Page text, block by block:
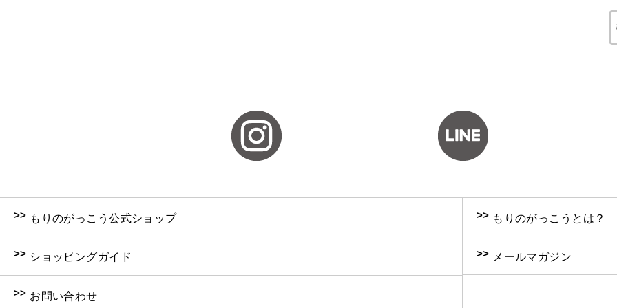
>> もりのがっこう公式ショップ >> もりのがっこうとは？
>> ショッピングガイド >> メールマガジン
>> お問い合わせ